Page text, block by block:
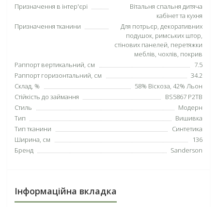
Призначення в інтер'єрі
Вітальня спальня дитяча
кабінет та кухня
Призначення тканини
Для потрьєр, декоративних
подушок, римських штор,
стінових панелей, перетяжки
меблів, чохлів, покрив
Раппорт вертикальний, см
7.5
Раппорт горизонтальний, см
34.2
Склад, %
58% Віскоза, 42% Льон
Стійкість до займання
BS5867 P2TB
Стиль
Модерн
Тип
Вишивка
Тип тканини
Синтетика
Ширина, см
136
Бренд
Sanderson
Інформаційна вкладка